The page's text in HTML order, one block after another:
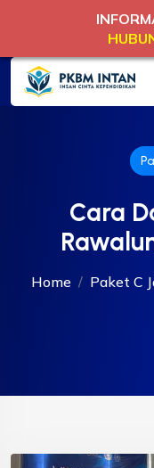
Cara
Home Paket C